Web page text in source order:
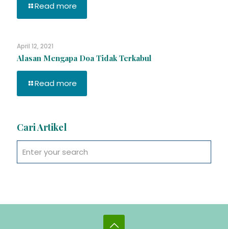
Read more
April 12, 2021
Alasan Mengapa Doa Tidak Terkabul
Read more
Cari Artikel